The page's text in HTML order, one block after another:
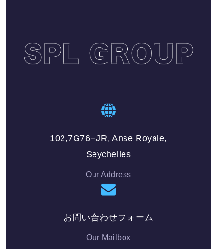
102,7G76+JR, Anse Royale,
Seychelles
Our Address
お問い合わせフォーム
Our Mailbox